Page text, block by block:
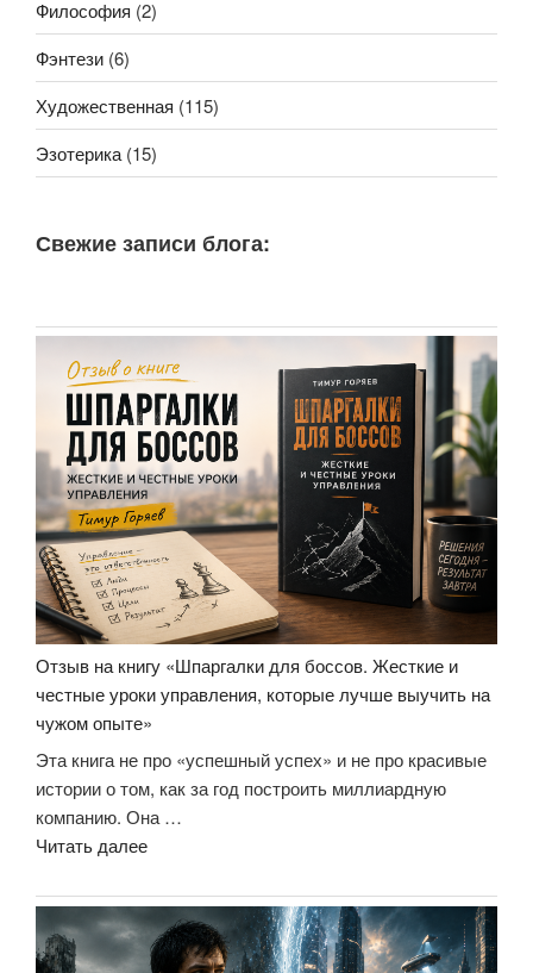
Философия (2)
Фэнтези (6)
Художественная (115)
Эзотерика (15)
Свежие записи блога:
Отзыв на книгу «Шпаргалки для боссов. Жесткие и
честные уроки управления, которые лучше выучить на
чужом опыте»
Эта книга не про «успешный успех» и не про красивые
истории о том, как за год построить миллиардную
компанию. Она …
Читать далее«Отзыв
книгу
«Шпаргалки
для